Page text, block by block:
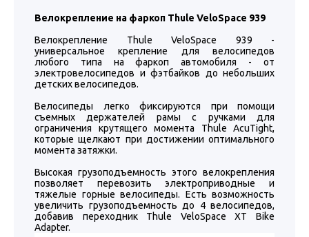
Велокрепление на фаркоп Thule VeloSpace 939
Велокрепление Thule VeloSpace 939 -
универсальное крепление для велосипедов
любого типа на фаркоп автомобиля - от
электровелосипедов и фэтбайков до небольших
детских велосипедов.
Велосипеды легко фиксируются при помощи
съемных держателей рамы с ручками для
ограничения крутящего момента Thule AcuTight,
которые щелкают при достижении оптимального
момента затяжки.
Высокая грузоподъемность этого велокрепления
позволяет перевозить электроприводные и
тяжелые горные велосипеды. Есть возможность
увеличить грузоподъемность до 4 велосипедов,
добавив переходник Thule VeloSpace XT Bike
Adapter.